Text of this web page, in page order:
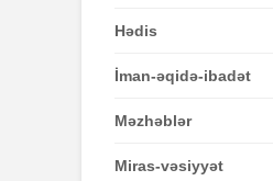
Hədis
İman-əqidə-ibadət
Məzhəblər
Miras-vəsiyyət